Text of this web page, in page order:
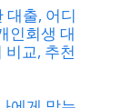
대출, 어디
인회생 대
비교, 추천